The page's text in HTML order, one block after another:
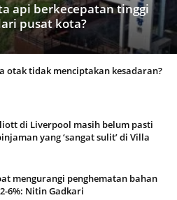
api berkecepatan tinggi
pusat kota?
otak tidak menciptakan kesadaran?
di Liverpool masih belum pasti
yang ‘sangat sulit’ di Villa
mengurangi penghematan bahan
6%: Nitin Gadkari